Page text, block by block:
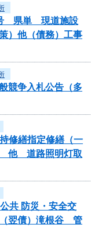
号 県単 現道施設
）他（債務）工事
競争入札公告（多
修繕指定修繕（一
他 道路照明灯取
共 防災・安全交
翌債）滝根谷 管